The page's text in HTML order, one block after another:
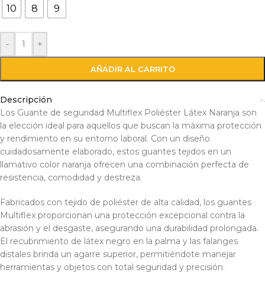
10
8 9
- +
AÑADIR AL CARRITO
Descripción
Los Guante de seguridad Multiflex Poliéster Látex Naranja son
la elección ideal para aquellos que buscan la máxima protección
y rendimiento en su entorno laboral. Con un diseño
cuidadosamente elaborado, estos guantes tejidos en un
llamativo color naranja ofrecen una combinación perfecta de
resistencia, comodidad y destreza.
Fabricados con tejido de poliéster de alta calidad, los guantes
Multiflex proporcionan una protección excepcional contra la
abrasión y el desgaste, asegurando una durabilidad prolongada.
El recubrimiento de látex negro en la palma y las falanges
distales brinda un agarre superior, permitiéndote manejar
herramientas y objetos con total seguridad y precisión.